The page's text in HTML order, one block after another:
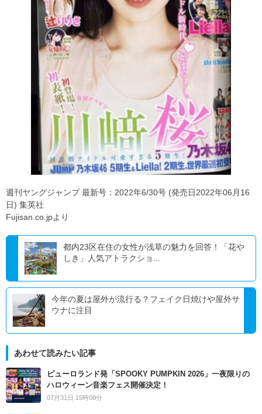
週刊ヤングジャンプ 最新号：2022年6/30号 (発売日2022年06月16
日) 集英社
Fujisan.co.jpより
都内23区在住の女性が浅草の魅力を回答！「花や
しき」人気アトラクショ...
今年の夏は屋外が流行る？フェイク日焼けや屋外サ
ウナに注目
あわせて読みたい記事
ピューロランド発「SPOOKY PUMPKIN 2026」一夜限りの
ハロウィーン音楽フェス開催決定！
07月31日 15時00分